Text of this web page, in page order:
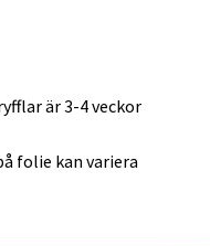
är 3-4 veckor
folie kan variera